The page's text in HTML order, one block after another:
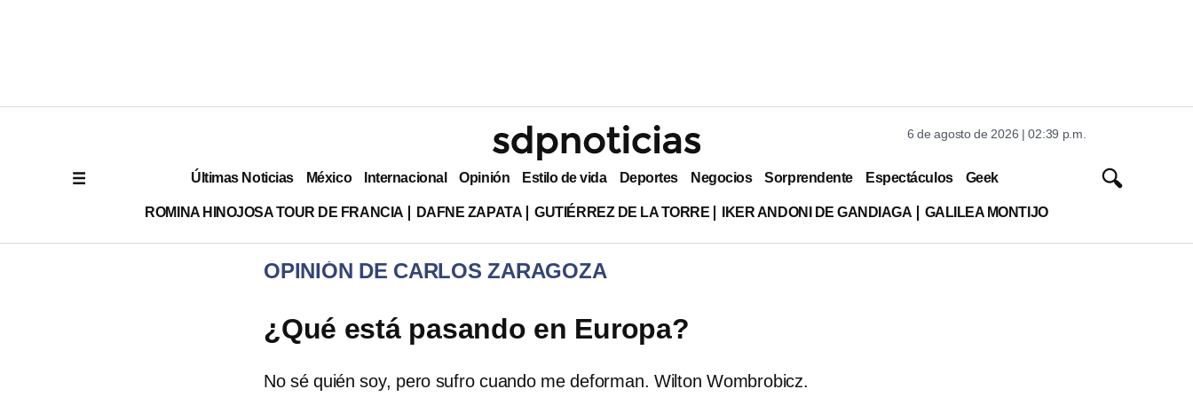
6 de agosto de 2026 | 02:39 p.m.
Últimas Noticias México Internacional Opinión Estilo de vida Deportes Negocios Sorprendente Espectáculos Geek
ROMINA HINOJOSA TOUR DE FRANCIA DAFNE ZAPATA GUTIÉRREZ DE LA TORRE IKER ANDONI DE GANDIAGA GALILEA MONTIJO
OPINIÓN DE CARLOS ZARAGOZA
¿Qué está pasando en Europa?
No sé quién soy, pero sufro cuando me deforman. Wilton Wombrobicz.